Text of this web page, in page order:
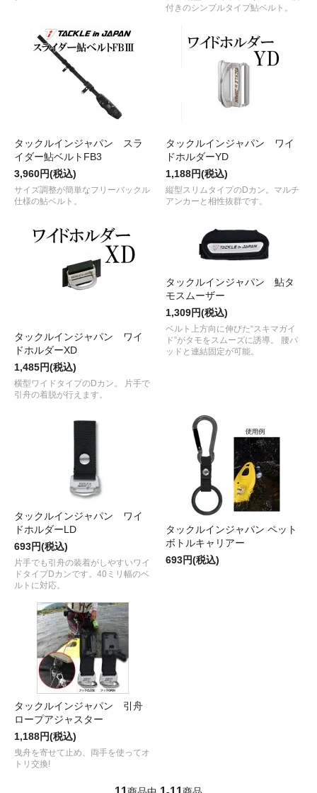
付きのシンプルタイプ鮎ベルト。
タックルインジャパン スラ
イダー鮎ベルトFB3
3,960円(税込)
サイズ調整が簡単なフリーバックル
仕様の鮎ベルト。
タックルインジャパン ワイ
ドホルダーYD
1,188円(税込)
縦型スリムタイプのDカン。マルチ
アンカーと相性抜群です。
タックルインジャパン ワイ
ドホルダーXD
1,485円(税込)
横型ワイドタイプのDカン。 片手で
引舟の着脱が行えます。
タックルインジャパン 鮎タ
モスムーザー
1,309円(税込)
ベルト上方向に伸びた“スキマガイ
ド”がタモをスムーズに誘導。 腰パ
ッドと連結固定が可能。
タックルインジャパン ワイ
ドホルダーLD
693円(税込)
片手でも引舟の装着がしやすいワイ
ドタイプDカンです。40ミリ幅のベ
ルトに対応。
タックルインジャパン ペット
ボトルキャリアー
693円(税込)
タックルインジャパン 引舟
ロープアジャスター
1,188円(税込)
曳舟を寄せて止め、両手を使ってオ
トリ交換!